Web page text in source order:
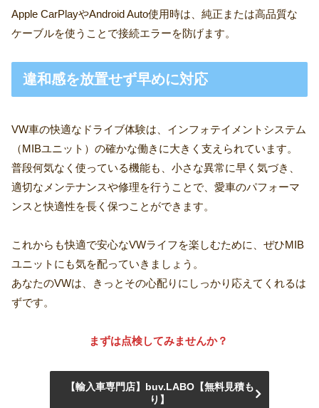
Apple CarPlayやAndroid Auto使用時は、純正または高品質な
ケーブルを使うことで接続エラーを防げます。
違和感を放置せず早めに対応
VW車の快適なドライブ体験は、インフォテイメントシステム
（MIBユニット）の確かな働きに大きく支えられています。
普段何気なく使っている機能も、小さな異常に早く気づき、
適切なメンテナンスや修理を行うことで、愛車のパフォーマ
ンスと快適性を長く保つことができます。
これからも快適で安心なVWライフを楽しむために、ぜひMIB
ユニットにも気を配っていきましょう。
あなたのVWは、きっとその心配りにしっかり応えてくれるは
ずです。
まずは点検してみませんか？
【輸入車専門店】buv.LABO【無料見積も
り】